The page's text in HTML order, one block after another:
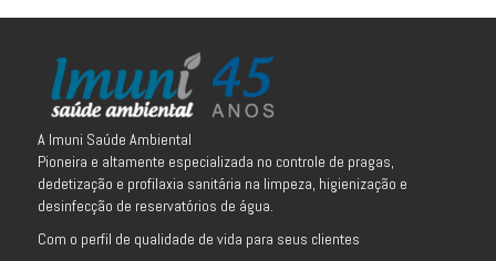
A Imuni Saúde Ambiental
Pioneira e altamente especializada no controle de pragas,
dedetização e profilaxia sanitária na limpeza, higienização e
desinfecção de reservatórios de água.
Com o perfil de qualidade de vida para seus clientes